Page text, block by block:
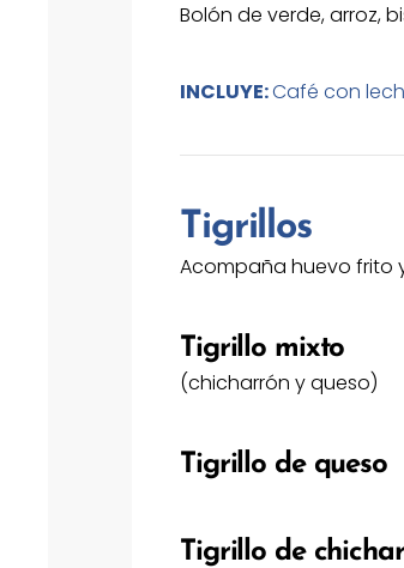
Bolón de verde, arroz,
INCLUYE:Café con
Tigrillos
Acompaña huevo frito
Tigrillo mixto
(chicharrón y queso)
Tigrillo de queso
Tigrillo de